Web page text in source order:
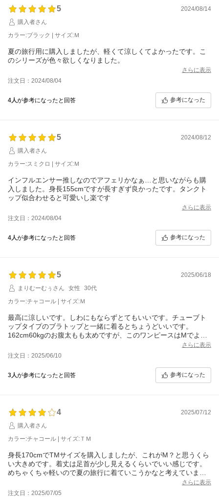
5
2024/08/14
購入者さん
カラー:ブラック | サイズ:Ｍ
夏の旅行用に購入しましたが、軽くて涼しくてよかったです。こ
のシリーズが色々欲しくなりました。
さらに表示
注文日：2024/08/04
4人が参考になったと回答 参考になった
5
2024/08/12
購入者さん
カラー:スミクロ | サイズ:Ｍ
インフルエンサー推しなのでアフェリかなぁ…と思いながらも購
入しました。身長155cmですが長すぎず良かったです。タンクト
ップ似合わせると可愛いし楽です
さらに表示
注文日：2024/08/04
4人が参考になったと回答 参考になった
5
2025/06/18
まりむーむぅさん
女性
30代
カラー:チャコール | サイズ:Ｍ
最高に涼しいです。しわにもならずとてもいいです。チューブト
ップタイプのブラトップと一緒に着るとちょうどいいです。
162cm60kgのお腹太もも太めですが、このワンピースはMでよか
さらに表示
注文日：2025/06/10
3人が参考になったと回答 参考になった
4
2025/07/12
購入者さん
カラー:チャコール | サイズ:ＴＭ
身長170cmでTMサイズを購入しましたが、これがM？と思うくら
い大きめです。着丈は足首が少し見えるくらいでいい感じです。
めちゃくちゃ軽いので夏の旅行に着ていこうかなと考えていま
さらに表示
注文日：2025/07/05